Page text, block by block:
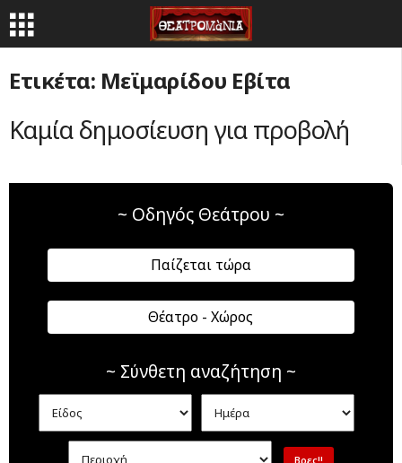
Ετικέτα: Μεϊμαρίδου Εβίτα
Καμία δημοσίευση για προβολή
~ Οδηγός Θεάτρου ~
Παίζεται τώρα
Θέατρο - Χώρος
~ Σύνθετη αναζήτηση ~